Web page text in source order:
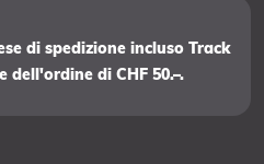
di spedizione incluso Track
dell'ordine di CHF 50.–.